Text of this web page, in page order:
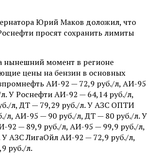
Юрий Маков доложил, что
просят сохранить лимиты
нынешний момент в регионе
цены на бензин в основных
АИ-92 — 72,9 руб./л, АИ-95
У Роснефти АИ-92 — 64,14 руб./л,
л, ДТ — 79,29 руб./л. У АЗС ОПТИ
л, АИ-95 — 90 руб./л, ДТ — 80 руб./л. У
92 — 89,9 руб./л, АИ-95 — 99,9 руб./л,
АЗС ЛигаОйл АИ-92 — 72,9 руб./л,
руб./л.